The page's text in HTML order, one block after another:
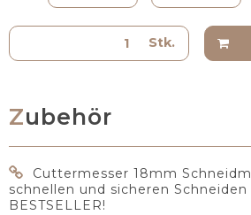
Stk.
Zubehör
Cuttermesser 18mm
schnellen und sicheren
BESTSELLER!